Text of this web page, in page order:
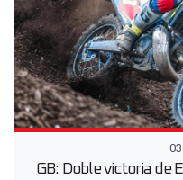
GB: Doble victoria de